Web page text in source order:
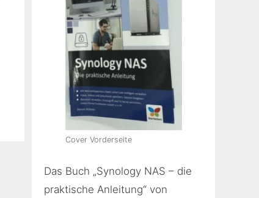
Cover Vorderseite
Das Buch „Synology NAS – die
praktische Anleitung“ von